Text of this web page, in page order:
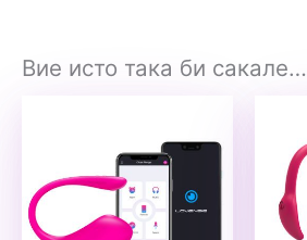
Вие исто така би сакале…